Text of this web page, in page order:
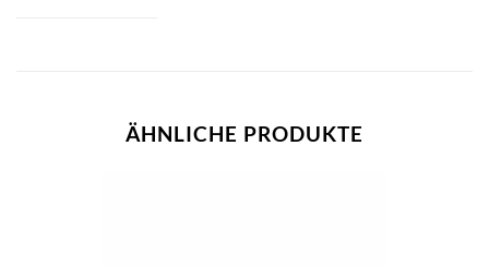
ÄHNLICHE PRODUKTE